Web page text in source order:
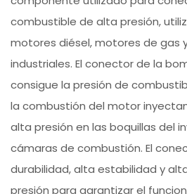
combustible de alta presión,
motores diésel, motores de gas
industriales. El conector de la
consigue la presión de
la combustión del motor
alta presión en las boquillas del
cámaras de combustión. El
durabilidad, alta estabilidad y
presión para garantizar el